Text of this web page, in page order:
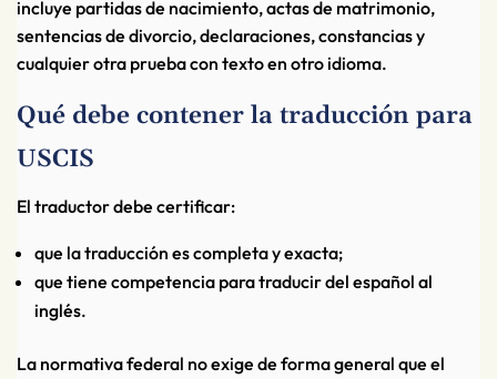
incluye partidas de nacimiento, actas de matrimonio,
sentencias de divorcio, declaraciones, constancias y
cualquier otra prueba con texto en otro idioma.
Qué debe contener la traducción para
USCIS
El traductor debe certificar:
que la traducción es completa y exacta;
que tiene competencia para traducir del español al
inglés.
La normativa federal no exige de forma general que el